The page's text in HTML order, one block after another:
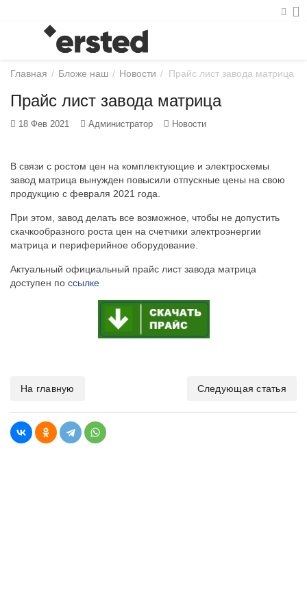
Главная / Бложе наш / Новости / Прайс лист завода матрица
Прайс лист завода матрица
18 Фев 2021 Администратор Новости
В связи с ростом цен на комплектующие и электросхемы
завод матрица вынужден повысили отпускные цены на свою
продукцию с февраля 2021 года.
При этом, завод делать все возможное, чтобы не допустить
скачкообразного роста цен на счетчики электроэнергии
матрица и периферийное оборудование.
Актуальный официальный прайс лист завода матрица
доступен по ссылке
На главную Следующая статья